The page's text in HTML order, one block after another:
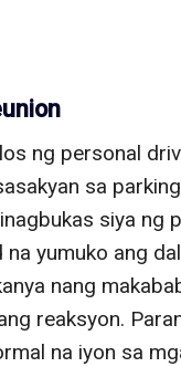
ng personal
sa
siya ng
na yumuko ang
nang
reaksyon.
na iyon sa